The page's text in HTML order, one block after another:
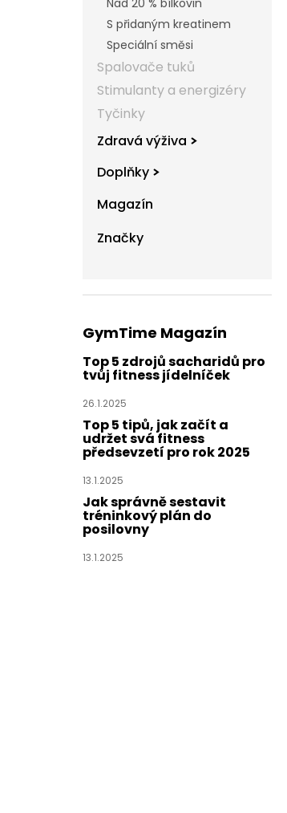
Nad 20 % bílkovin
S přidaným kreatinem
Speciální směsi
Spalovače tuků
Stimulanty a energizéry
Tyčinky
Zdravá výživa
Doplňky
Magazín
Značky
GymTime Magazín
Top 5 zdrojů sacharidů pro
tvůj fitness jídelníček
26.1.2025
Top 5 tipů, jak začít a
udržet svá fitness
předsevzetí pro rok 2025
13.1.2025
Jak správně sestavit
tréninkový plán do
posilovny
13.1.2025